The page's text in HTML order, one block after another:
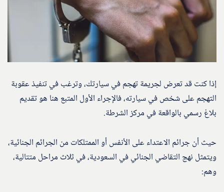
إذا كنت قد تعرض لجريمة تهجم في سيارتك، وترغب في تنفيذ عقوبة
التهجم على شخص في سيارته، فالإجراء الأول المتبع هنا هو تقديم
بلاغ رسمي بالواقعة في مركز الشرطة.
حيث أن جرائم الاعتداء على الأنفس أو الممتلكات من الجرائم الجنائية،
ويتمثل نهج التقاضي الجنائي في السعودية، في ثلاث مراحل متتالية،
وهم: